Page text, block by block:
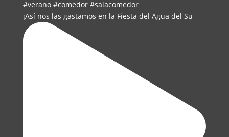
¡Así nos las gastamos en la Fiesta del Agua del Su